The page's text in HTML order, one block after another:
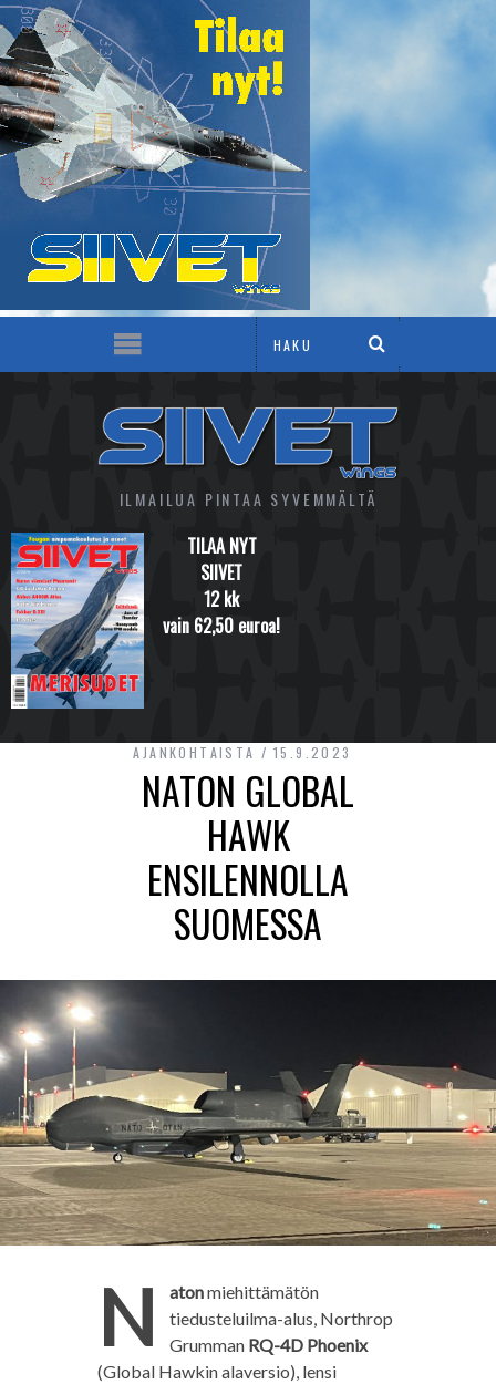
ILMAILUA PINTAA SYVEMMÄLTÄ
TILAA NYT
SIIVET
12 kk
vain 62,50 euroa!
AJANKOHTAISTA 15.9.2023
NATON GLOBAL
HAWK
ENSILENNOLLA
SUOMESSA
N atonmiehittämätön
tiedusteluilma-alus, Northrop
Grumman RQ-4D Phoenix
(Global Hawkin alaversio), lensi